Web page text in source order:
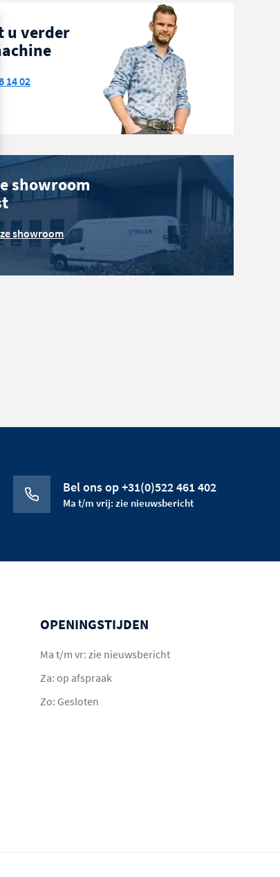
u verder
14 02
showroom
showroom
Bel ons op +31(0)522 461 402
Ma t/m vrij: zie nieuwsbericht
OPENINGSTIJDEN
Ma t/m vr: zie nieuwsbericht
Za: op afspraak
Zo: Gesloten